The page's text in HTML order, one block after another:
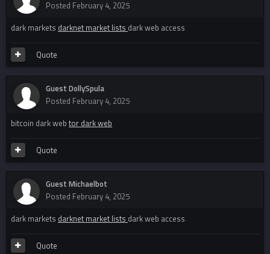
Posted February 4, 2025
dark markets darknet market lists dark web access
Quote
Guest DollySpula
Posted February 4, 2025
bitcoin dark web tor dark web
Quote
Guest Michaelbot
Posted February 4, 2025
dark markets darknet market lists dark web access
Quote